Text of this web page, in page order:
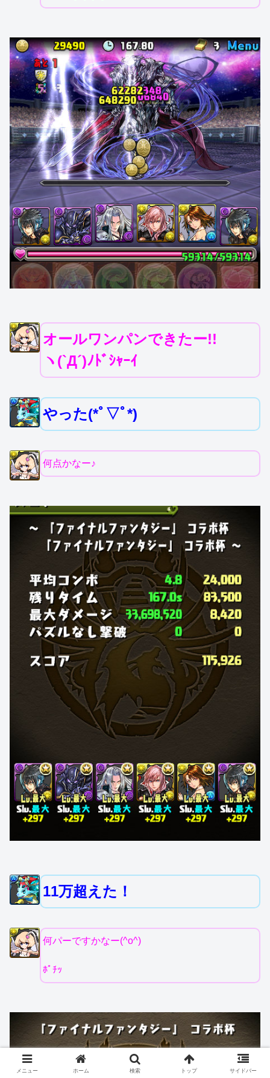
オールワンパンできたー!!
ヽ(`Д´)ﾉﾄﾞｼｬｰｲ
やった(*ﾟ▽ﾟ*)
何点かなー♪
11万超えた！
何パーですかなー(^o^)
ﾎﾟﾁｯ
メニュー ホーム 検索 トップ サイドバー